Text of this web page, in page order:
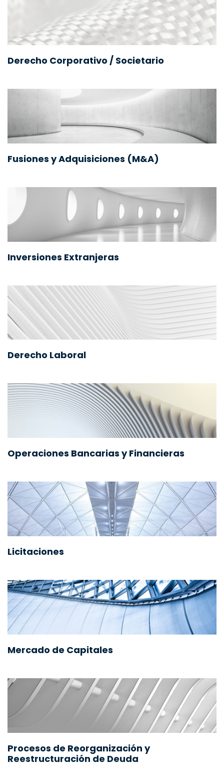
Derecho Corporativo / Societario
Fusiones y Adquisiciones (M&A)
Inversiones Extranjeras
Derecho Laboral
Operaciones Bancarias y Financieras
Licitaciones
Mercado de Capitales
Procesos de Reorganización y
Reestructuración de Deuda